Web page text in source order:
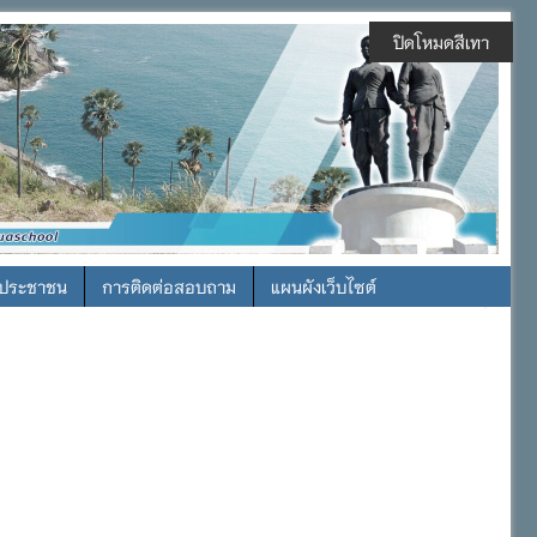
ระชาชน การติดต่อสอบถาม แผนผังเว็บไซต์
ปิดโหมดสีเทา